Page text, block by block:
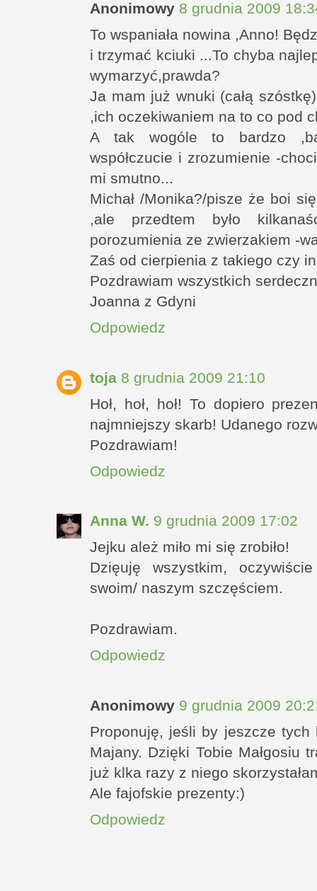
Anonimowy 8 grudnia 2009
To wspaniała nowina ,Anno!
i trzymać kciuki ...To chyba
wymarzyć,prawda?
Ja mam już wnuki (całą
,ich oczekiwaniem na to co pod
A tak wogóle to bardzo
współczucie i zrozumienie -
mi smutno...
Michał /Monika?/pisze że boi
,ale przedtem było
porozumienia ze zwierzakiem -
Zaś od cierpienia z takiego czy
Pozdrawiam wszystkich
Joanna z Gdyni
Odpowiedz
toja 8 grudnia 2009 21:10
Hoł, hoł, hoł! To dopiero
najmniejszy skarb! Udanego
Pozdrawiam!
Odpowiedz
Anna W. 9 grudnia 2009 17:02
Jejku ależ miło mi się zrobiło!
Dzięuję wszystkim,
swoim/ naszym szczęściem.
Pozdrawiam.
Odpowiedz
Anonimowy 9 grudnia 2009
Proponuję, jeśli by jeszcze tych
Majany. Dzięki Tobie Małgosiu
już klka razy z niego
Ale fajofskie prezenty:)
Odpowiedz